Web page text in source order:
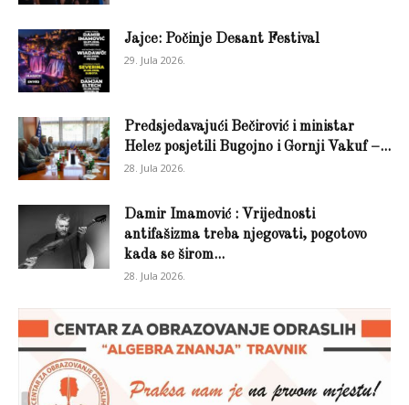
Jajce: Počinje Desant Festival
29. Jula 2026.
Predsjedavajući Bečirović i ministar
Helez posjetili Bugojno i Gornji Vakuf –...
28. Jula 2026.
Damir Imamović : Vrijednosti
antifašizma treba njegovati, pogotovo
kada se širom...
28. Jula 2026.